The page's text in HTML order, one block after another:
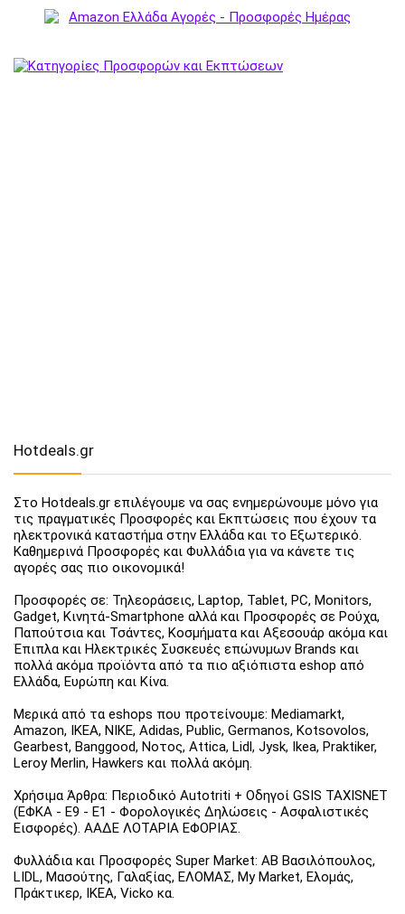
Hotdeals.gr
Στο Hotdeals.gr επιλέγουμε να σας ενημερώνουμε μόνο για
τις πραγματικές Προσφορές και Εκπτώσεις που έχουν τα
ηλεκτρονικά καταστήμα στην Ελλάδα και το Εξωτερικό.
Καθημερινά Προσφορές και Φυλλάδια για να κάνετε τις
αγορές σας πιο οικονομικά!
Προσφορές σε: Τηλεοράσεις, Laptop, Tablet, PC, Monitors,
Gadget, Κινητά-Smartphone αλλά και Προσφορές σε Ρούχα,
Παπούτσια και Τσάντες, Κοσμήματα και Αξεσουάρ ακόμα και
Έπιπλα και Ηλεκτρικές Συσκευές επώνυμων Brands και
πολλά ακόμα προϊόντα από τα πιο αξιόπιστα eshop από
Ελλάδα, Ευρώπη και Κίνα.
Μερικά από τα eshops που προτείνουμε: Mediamarkt,
Amazon, IKEA, NIKE, Adidas, Public, Germanos, Kotsovolos,
Gearbest, Banggood, Νοτος, Attica, Lidl, Jysk, Ikea, Praktiker,
Leroy Merlin, Hawkers και πολλά ακόμη.
Χρήσιμα Άρθρα: Περιοδικό Autotriti + Οδηγοί GSIS TAXISNET
(ΕΦΚΑ - Ε9 - Ε1 - Φορολογικές Δηλώσεις - Ασφαλιστικές
Εισφορές). ΑΑΔΕ ΛΟΤΑΡΙΑ ΕΦΟΡΙΑΣ.
Φυλλάδια και Προσφορές Super Market: ΑΒ Βασιλόπουλος,
LIDL, Μασούτης, Γαλαξίας, ΕΛΟΜΑΣ, My Market, Ελομάς,
Πράκτικερ, ΙΚΕΑ, Vicko κα.